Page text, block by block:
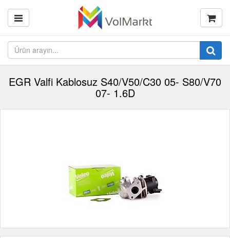
EGR Valfi Kablosuz S40/V50/C30 05- S80/V70
07- 1.6D